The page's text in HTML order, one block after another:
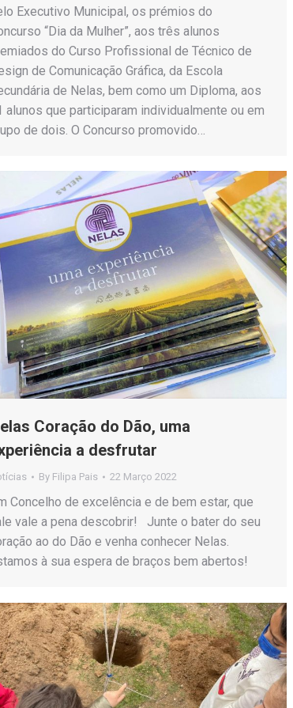
Executivo Municipal, os prémios do
“Dia da Mulher”, aos três alunos
do Curso Profissional de Técnico de
de Comunicação Gráfica, da Escola
de Nelas, bem como um Diploma, aos
alunos que participaram individualmente ou em
de dois. O Concurso promovido…
Coração do Dão, uma
a desfrutar
By Filipa Pais 22 Março 2022
Concelho de excelência e de bem estar, que
vale a pena descobrir! Junte o bater do seu
ao do Dão e venha conhecer Nelas.
à sua espera de braços bem abertos!